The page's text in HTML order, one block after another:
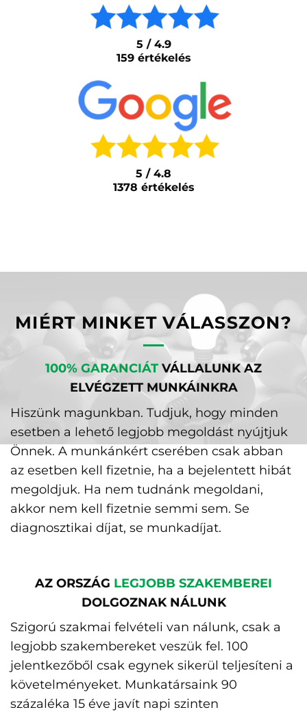
5 / 4.9
159 értékelés
5 / 4.8
1378 értékelés
MIÉRT MINKET VÁLASSZON?
100% GARANCIÁT VÁLLALUNK AZ
ELVÉGZETT MUNKÁINKRA
Hiszünk magunkban. Tudjuk, hogy minden
esetben a lehető legjobb megoldást nyújtjuk
Önnek. A munkánkért cserében csak abban
az esetben kell fizetnie, ha a bejelentett hibát
megoldjuk. Ha nem tudnánk megoldani,
akkor nem kell fizetnie semmi sem. Se
diagnosztikai díjat, se munkadíjat.
AZ ORSZÁG LEGJOBB SZAKEMBEREI
DOLGOZNAK NÁLUNK
Szigorú szakmai felvételi van nálunk, csak a
legjobb szakembereket veszük fel. 100
jelentkezőből csak egynek sikerül teljesíteni a
követelményeket. Munkatársaink 90
százaléka 15 éve javít napi szinten